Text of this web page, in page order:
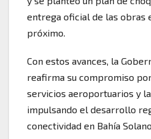
entrega oficial de las obras
próximo.
Con estos avances, la
reafirma su compromiso
servicios aeroportuarios y
impulsando el desarrollo
conectividad en Bahía